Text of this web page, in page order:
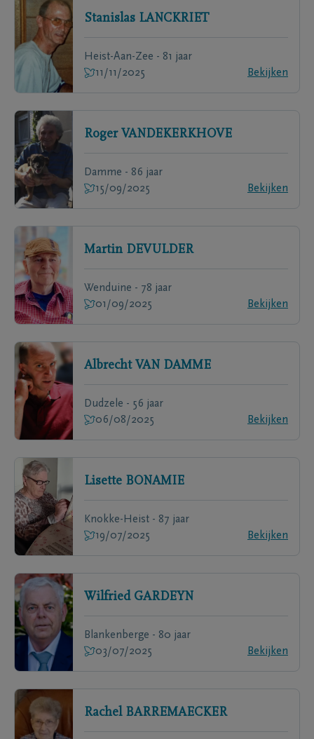
Stanislas LANCKRIET
Heist-Aan-Zee - 81 jaar
11/11/2025
Bekijken
Roger VANDEKERKHOVE
Damme - 86 jaar
15/09/2025
Bekijken
Martin DEVULDER
Wenduine - 78 jaar
01/09/2025
Bekijken
Albrecht VAN DAMME
Dudzele - 56 jaar
06/08/2025
Bekijken
Lisette BONAMIE
Knokke-Heist - 87 jaar
19/07/2025
Bekijken
Wilfried GARDEYN
Blankenberge - 80 jaar
03/07/2025
Bekijken
Rachel BARREMAECKER